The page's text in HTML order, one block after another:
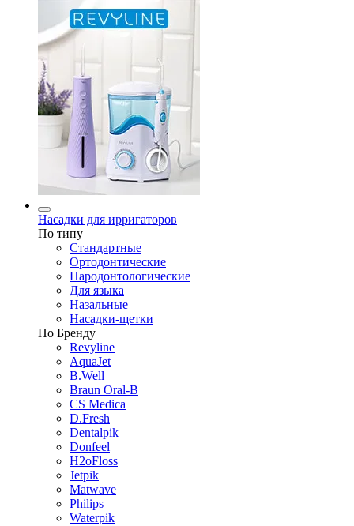
Насадки для ирригаторов
По типу
Стандартные
Ортодонтические
Пародонтологические
Для языка
Назальные
Насадки-щетки
По Бренду
Revyline
AquaJet
B.Well
Braun Oral-B
CS Medica
D.Fresh
Dentalpik
Donfeel
H2oFloss
Jetpik
Matwave
Philips
Waterpik